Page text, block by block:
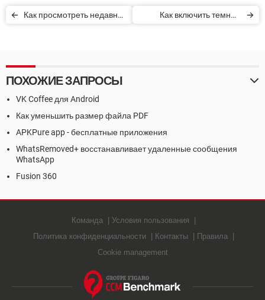
Как просмотреть недавно
Как включить темный
ПОХОЖИЕ ЗАПРОСЫ
VK Coffee для Android
Как уменьшить размер файла PDF
APKPure app - бесплатные приложения
WhatsRemoved+ восстанавливает удаленные сообщения
WhatsApp
Fusion 360
Команда
Условия пользования
Политика конфиденциальности
Контакты
Правила
Cookie management